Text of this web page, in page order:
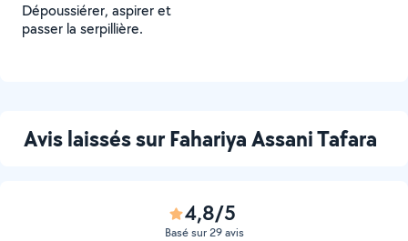
Dépoussiérer, aspirer et
passer la serpillière.
Avis laissés sur Fahariya Assani Tafara
4,8/5
Basé sur 29 avis